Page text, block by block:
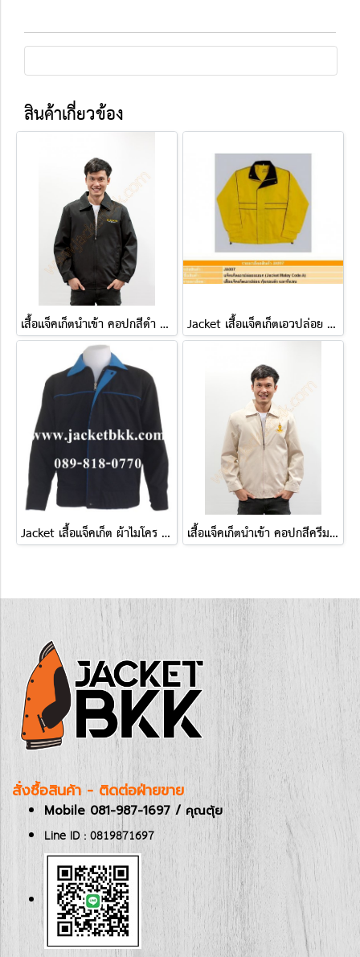
สินค้าเกี่ยวข้อง
เสื้อแจ็คเก็ตนำเข้า คอปกสีดำ ปักHollywood Jacket เสื้อแจ็คเก็ตเอวปล่อย ( แบบ A )
Jacket เสื้อแจ็คเก็ต ผ้าไมโคร ตัดต่อสองด้าน ดำปกฟ้า-ฟ้าปกดำ เสื้อแจ็คเก็ตนำเข้า คอปกสีครีม ปักกรุงเทพมหานคร
สั่งซื้อสินค้า - ติดต่อฝ่ายขาย
Mobile 081-987-1697 / คุณตุ้ย
Line ID : 0819871697